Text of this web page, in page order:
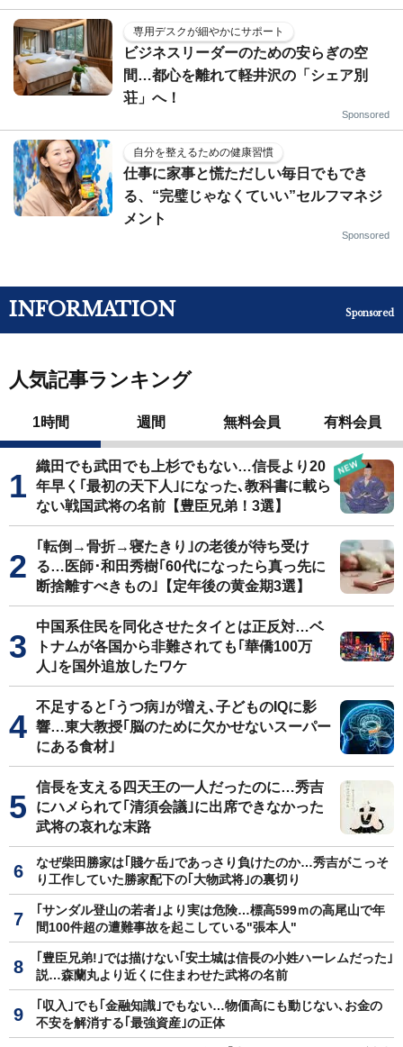
専用デスクが細やかにサポート
ビジネスリーダーのための安らぎの空
間…都心を離れて軽井沢の「シェア別
荘」へ！
Sponsored
自分を整えるための健康習慣
仕事に家事と慌ただしい毎日でもでき
る、“完璧じゃなくていい”セルフマネジ
メント
Sponsored
INFORMATION Sponsored
人気記事ランキング
1時間 週間 無料会員 有料会員
織田でも武田でも上杉でもない…信長より20
年早く｢最初の天下人｣になった､教科書に載ら
ない戦国武将の名前【豊臣兄弟！3選】
｢転倒→骨折→寝たきり｣の老後が待ち受け
る…医師･和田秀樹｢60代になったら真っ先に
断捨離すべきもの｣【定年後の黄金期3選】
中国系住民を同化させたタイとは正反対…ベ
トナムが各国から非難されても｢華僑100万
人｣を国外追放したワケ
不足すると｢うつ病｣が増え､子どものIQに影
響…東大教授｢脳のために欠かせないスーパー
にある食材｣
信長を支える四天王の一人だったのに…秀吉
にハメられて｢清須会議｣に出席できなかった
武将の哀れな末路
なぜ柴田勝家は｢賤ケ岳｣であっさり負けたのか…秀吉がこっそ
り工作していた勝家配下の｢大物武将｣の裏切り
｢サンダル登山の若者｣より実は危険…標高599ｍの高尾山で年
間100件超の遭難事故を起こしている"張本人"
｢豊臣兄弟!｣では描けない｢安土城は信長の小姓ハーレムだった｣
説…森蘭丸より近くに住まわせた武将の名前
｢収入｣でも｢金融知識｣でもない…物価高にも動じない､お金の
不安を解消する｢最強資産｣の正体